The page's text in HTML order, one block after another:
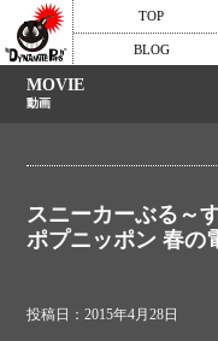
TOP
BLOG
MOVIE
動画
スニーカーぶる～
ポプニッポン 春の
投稿日：2015年4月28日